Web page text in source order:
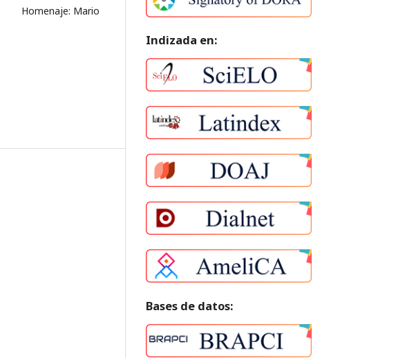
Homenaje: Mario
Indizada en:
Bases de datos: